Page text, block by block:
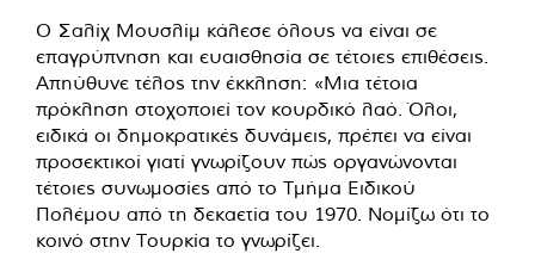
Ο Σαλίχ Μουσλίμ κάλεσε όλους να είναι σε
επαγρύπνηση και ευαισθησία σε τέτοιες επιθέσεις.
Απηύθυνε τέλος την έκκληση: «Μια τέτοια
πρόκληση στοχοποιεί τον κουρδικό λαό. Όλοι,
ειδικά οι δημοκρατικές δυνάμεις, πρέπει να είναι
προσεκτικοί γιατί γνωρίζουν πώς οργανώνονται
τέτοιες συνωμοσίες από το Τμήμα Ειδικού
Πολέμου από τη δεκαετία του 1970. Νομίζω ότι το
κοινό στην Τουρκία το γνωρίζει.